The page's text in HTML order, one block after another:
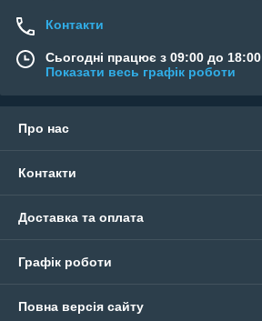
Контакти
Сьогодні працює з 09:00 до 18:00
Показати весь графік роботи
Про нас
Контакти
Доставка та оплата
Графік роботи
Повна версія сайту